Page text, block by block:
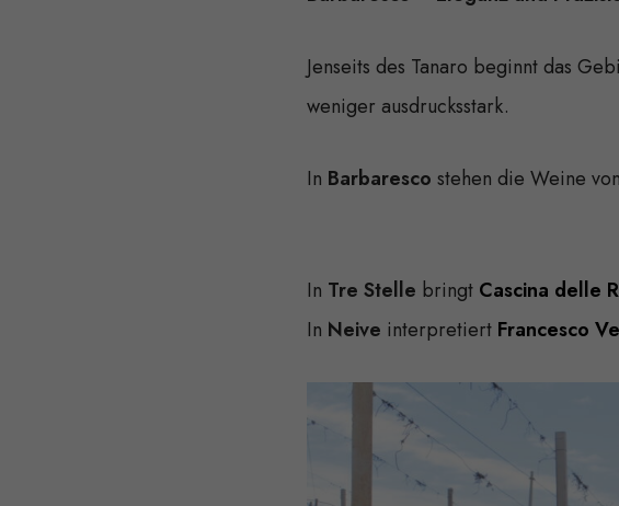
Jenseits des Tanaro beginnt das
weniger ausdrucksstark.
In Barbaresco stehen die Weine von
In Tre Stelle bringt Cascina delle
In Neive interpretiert Francesco